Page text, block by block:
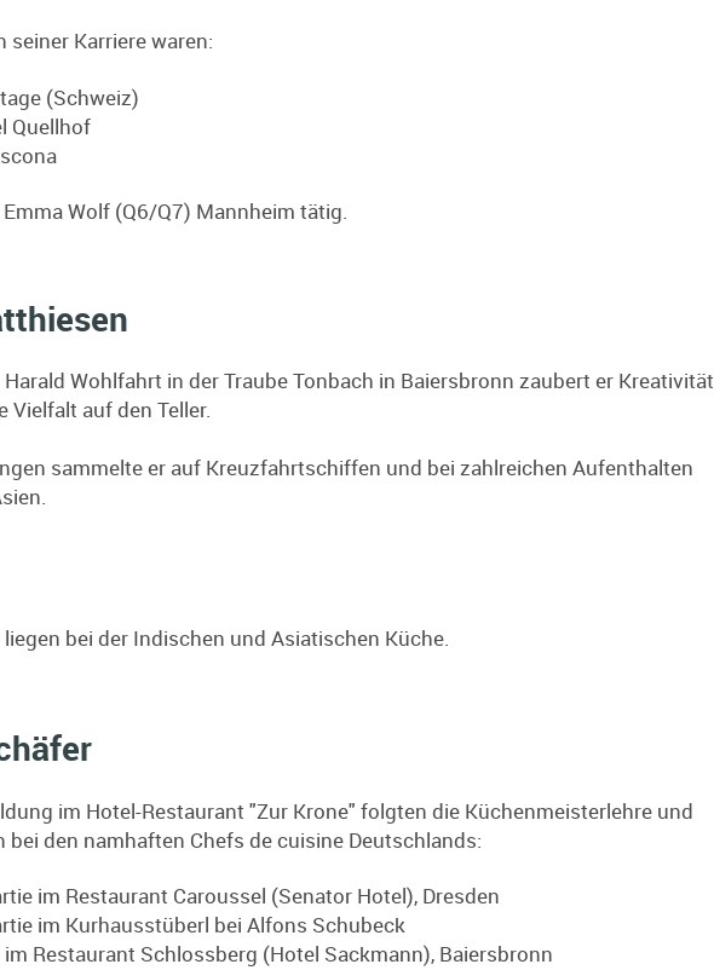
seiner Karriere waren:
(Schweiz)
Quellhof
Wolf (Q6/Q7) Mannheim tätig.
Wohlfahrt in der Traube Tonbach in Baiersbronn zaubert er Kreativität
Vielfalt auf den Teller.
sammelte er auf Kreuzfahrtschiffen und bei zahlreichen Aufenthalten
bei der Indischen und Asiatischen Küche.
im Hotel-Restaurant "Zur Krone" folgten die Küchenmeisterlehre und
bei den namhaften Chefs de cuisine Deutschlands:
im Restaurant Caroussel (Senator Hotel), Dresden
im Kurhausstüberl bei Alfons Schubeck
im Restaurant Schlossberg (Hotel Sackmann), Baiersbronn